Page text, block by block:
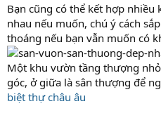
Bạn cũng có thể kết hợp
nhau nếu muốn, chú ý cách
thoáng nếu bạn vẫn muốn có
Một khu vườn tầng thượng
góc, ở giữa là sân thượng để
biệt thự châu âu